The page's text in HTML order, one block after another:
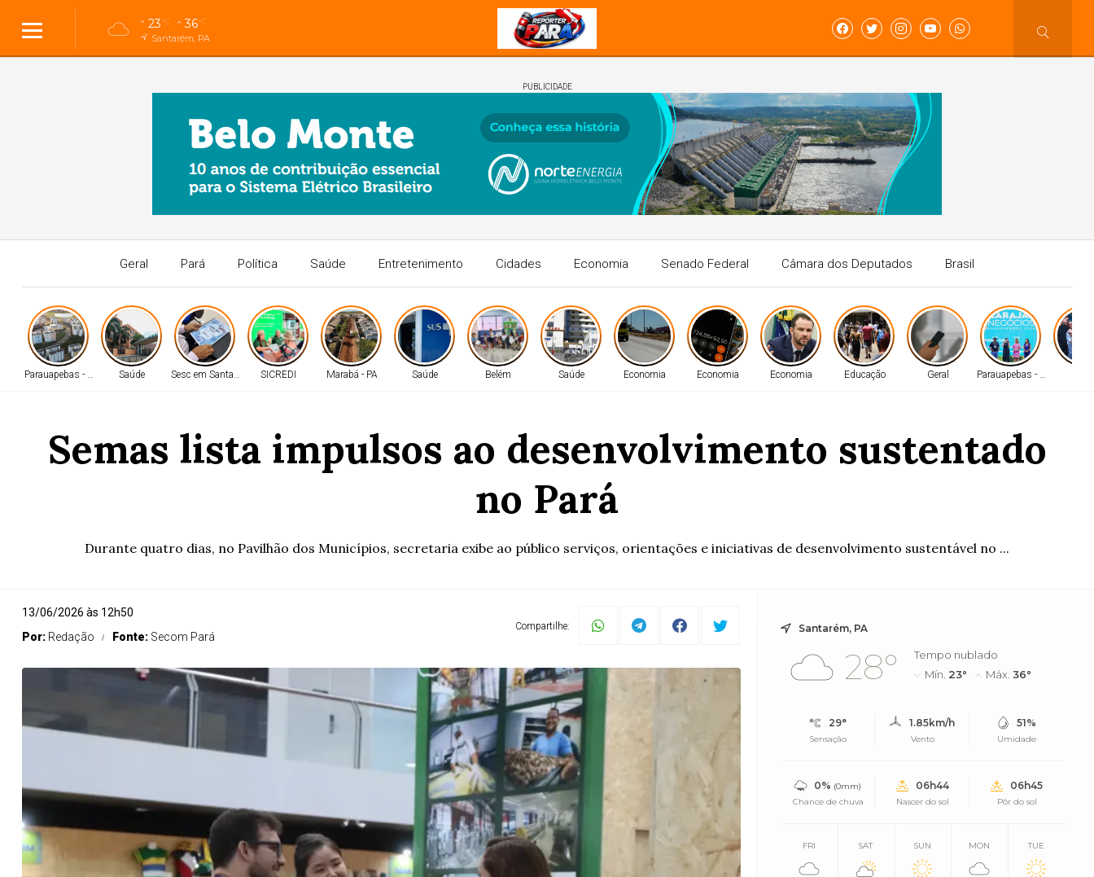
23°C 36°C
Santarém, PA
PUBLICIDADE
Geral Pará Política Saúde Entretenimento Cidades Economia Senado Federal Câmara dos Deputados Brasil
Parauapebas - PA Saúde Sesc em Santarém SICREDI Marabá - PA Saúde Belém Saúde Economia Economia Economia Educação Geral Parauapebas - PA
Semas lista impulsos ao desenvolvimento sustentado
no Pará
Durante quatro dias, no Pavilhão dos Municípios, secretaria exibe ao público serviços, orientações e iniciativas de desenvolvimento sustentável no ...
13/06/2026 às 12h50
Por: Redação Fonte: Secom Pará
Compartilhe: Santarém, PA
28°
Tempo nublado
Mín. 23° Máx.36°
29°
Sensação
1.85km/h
Vento
51%
Umidade
0% (0mm)
Chance de chuva
06h44
Nascer do sol
06h45
Pôr do sol
FRI SAT SUN MON TUE